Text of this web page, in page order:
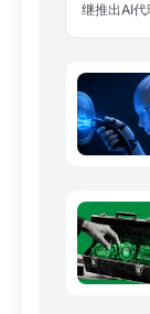
继推出AI